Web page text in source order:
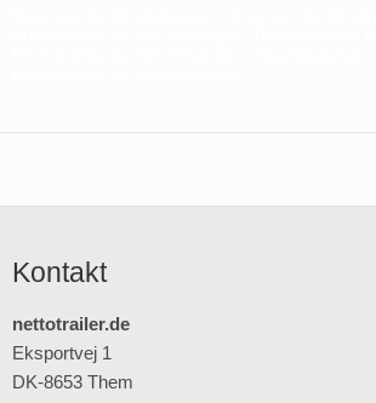
Kontakt
nettotrailer.de
Eksportvej 1
DK-8653 Them